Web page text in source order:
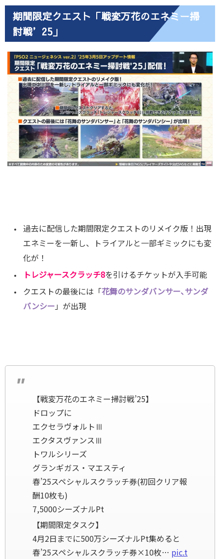
期間限定クエスト「戦変万花のエネミー掃
討戦’25」
過去に配信した期間限定クエストのリメイク版！出現
エネミーを一新し、トライアルと一部ギミックにも変
化が！
トレジャースクラッチ8を引けるチケットが入手可能
クエストの最後には「花舞のサンダバンサー､サンダ
バンシー 」が出現
【戦変万花のエネミー掃討戦’25】
ドロップに
エクセラヴォルトⅢ
エクタスヴァンスⅢ
トワルシリーズ
グランギガス・マエスティ
春’25スペシャルスクラッチ券(初回クリア報
酬10枚も)
7,5000シーズナルPt
【期間限定タスク】
4月2日までに500万シーズナルPt集めると
春’25スペシャルスクラッチ券×10枚… pic.t